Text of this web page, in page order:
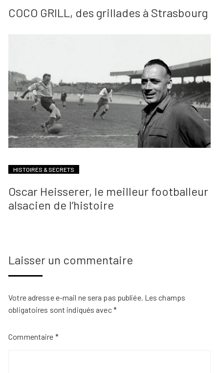
COCO GRILL, des grillades à Strasbourg
HISTOIRES & SECRETS
Oscar Heisserer, le meilleur footballeur
alsacien de l’histoire
Laisser un commentaire
Votre adresse e-mail ne sera pas publiée. Les champs
obligatoires sont indiqués avec*
Commentaire *